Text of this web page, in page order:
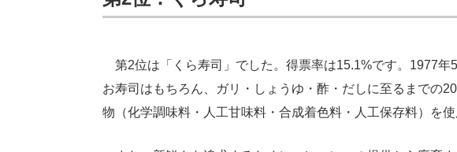
第2位は「くら寿司」でした。得票率は15.1%です。1977年
お寿司はもちろん、ガリ・しょうゆ・酢・だしに至るまでの
物（化学調味料・人工甘味料・合成着色料・人工保存料）を使